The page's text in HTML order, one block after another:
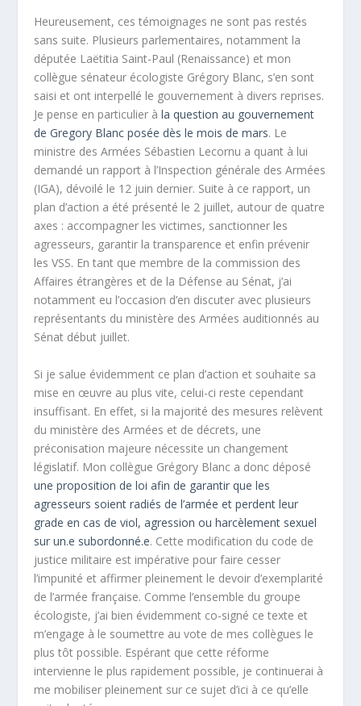
Heureusement, ces témoignages ne sont pas restés
sans suite. Plusieurs parlementaires, notamment la
députée Laëtitia Saint-Paul (Renaissance) et mon
collègue sénateur écologiste Grégory Blanc, s’en sont
saisi et ont interpellé le gouvernement à divers reprises.
Je pense en particulier àla question au gouvernement
de Gregory Blanc posée dès le mois de mars. Le
ministre des Armées Sébastien Lecornu a quant à lui
demandé un rapport à l’Inspection générale des Armées
(IGA), dévoilé le 12 juin dernier. Suite à ce rapport, un
plan d’action a été présenté le 2 juillet, autour de quatre
axes : accompagner les victimes, sanctionner les
agresseurs, garantir la transparence et enfin prévenir
les VSS. En tant que membre de la commission des
Affaires étrangères et de la Défense au Sénat, j’ai
notamment eu l’occasion d’en discuter avec plusieurs
représentants du ministère des Armées auditionnés au
Sénat début juillet.
Si je salue évidemment ce plan d’action et souhaite sa
mise en œuvre au plus vite, celui-ci reste cependant
insuffisant. En effet, si la majorité des mesures relèvent
du ministère des Armées et de décrets, une
préconisation majeure nécessite un changement
législatif. Mon collègue Grégory Blanc a donc déposé
une proposition de loi afin de garantir que les
agresseurs soient radiés de l’armée et perdent leur
grade en cas de viol, agression ou harcèlement sexuel
sur un.e subordonné.e. Cette modification du code de
justice militaire est impérative pour faire cesser
l’impunité et affirmer pleinement le devoir d’exemplarité
de l’armée française. Comme l’ensemble du groupe
écologiste, j’ai bien évidemment co-signé ce texte et
m’engage à le soumettre au vote de mes collègues le
plus tôt possible. Espérant que cette réforme
intervienne le plus rapidement possible, je continuerai à
me mobiliser pleinement sur ce sujet d’ici à ce qu’elle